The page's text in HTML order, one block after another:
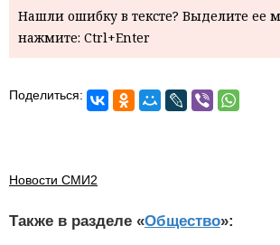
Нашли ошибку в тексте? Выделите ее
нажмите: Ctrl+Enter
Поделиться:
Новости СМИ2
Также в разделе «Общество»: